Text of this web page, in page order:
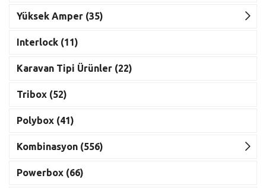
Yüksek Amper (35)
Interlock (11)
Karavan Tipi Ürünler (22)
Tribox (52)
Polybox (41)
Kombinasyon (556)
Powerbox (66)